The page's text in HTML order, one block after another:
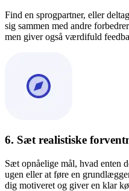
Find en sprogpartner, eller
sig sammen med andre
men giver også værdifuld
6. Sæt realistiske
Sæt opnåelige mål, hvad enten
ugen eller at føre en
dig motiveret og giver en klar